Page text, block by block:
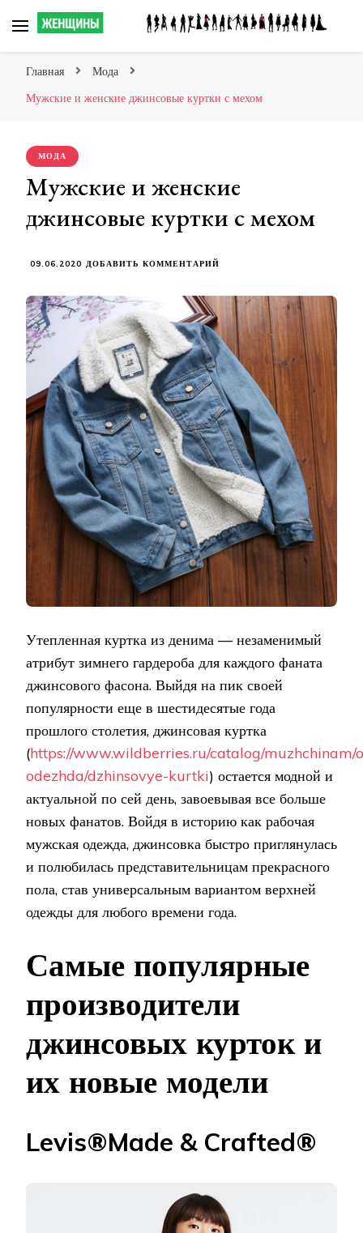
Главная
Мода
Мужские и женские джинсовые куртки с мехом
МОДА
Мужские и женские
джинсовые куртки с мехом
09.06.2020 ДОБАВИТЬ КОММЕНТАРИЙ
ЖЕНСКИЕ
ДЖИНСОВЫЕ
КУРТКИ
МЕХОМ
Утепленная куртка из денима — незаменимый
атрибут зимнего гардероба для каждого фаната
джинсового фасона. Выйдя на пик своей
популярности еще в шестидесятые года
прошлого столетия, джинсовая куртка
(https://www.wildberries.ru/catalog/muzhchinam/
odezhda/dzhinsovye-kurtki) остается модной и
актуальной по сей день, завоевывая все больше
новых фанатов. Войдя в историю как рабочая
мужская одежда, джинсовка быстро приглянулась
и полюбилась представительницам прекрасного
пола, став универсальным вариантом верхней
одежды для любого времени года.
Самые популярные
производители
джинсовых курток и
их новые модели
Levis®Made & Crafted®